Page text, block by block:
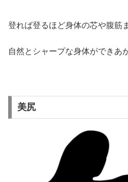
登れば登るほど身体の芯や腹筋
自然とシャープな身体ができあ
美尻